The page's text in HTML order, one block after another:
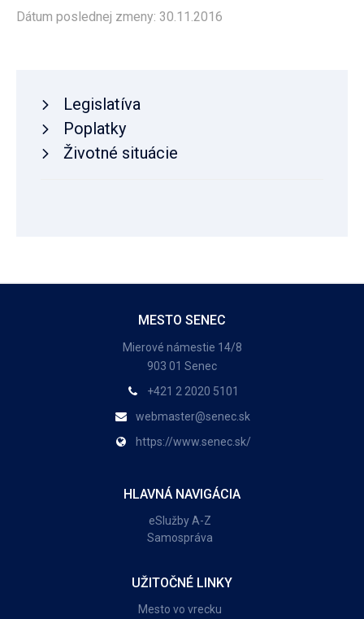
Dátum poslednej zmeny: 30.11.2016
Legislatíva
Poplatky
Životné situácie
MESTO SENEC
Mierové námestie 14/8
903 01 Senec
+421 2 2020 5101
webmaster@senec.sk
https://www.senec.sk/
HLAVNÁ NAVIGÁCIA
eSlužby A-Z
Samospráva
UŽITOČNÉ LINKY
Mesto vo vrecku